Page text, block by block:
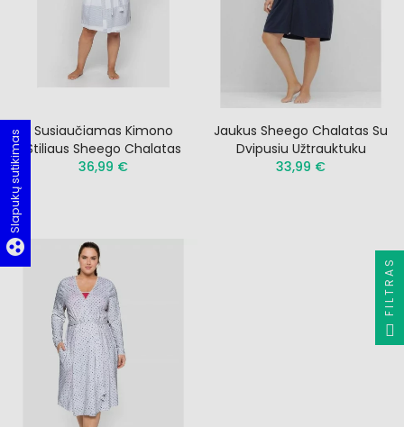
Susiaučiamas Kimono
Stiliaus Sheego Chalatas
36,99 €
Jaukus Sheego Chalatas Su
Dvipusiu Užtrauktuku
33,99 €
group_work
Slapukų sutikimas
FILTRAS